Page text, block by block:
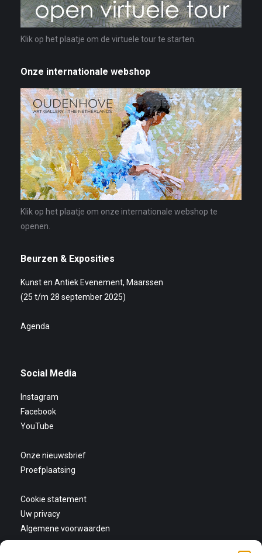
Klik op het plaatje om de virtuele tour te starten.
Onze internationale webshop
Klik op het plaatje om onze internationale webshop te
openen.
Beurzen & Exposities
Kunst en Antiek Evenement, Maarssen
(25 t/m 28 september 2025)
Agenda
Social Media
Instagram
Facebook
YouTube
Onze nieuwsbrief
Proefplaatsing
Cookie statement
Uw privacy
Algemene voorwaarden